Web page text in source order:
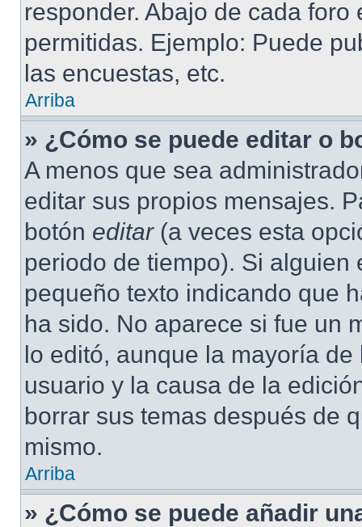
responder. Abajo de cada
permitidas. Ejemplo: Puede
las encuestas, etc.
Arriba
» ¿Cómo se puede editar o
A menos que sea
editar sus propios mensajes.
botón editar(a veces esta
periodo de tiempo). Si
pequeño texto indicando que
ha sido. No aparece si fue un
lo editó, aunque la mayoría
usuario y la causa de la
borrar sus temas después de
mismo.
Arriba
» ¿Cómo se puede añadir